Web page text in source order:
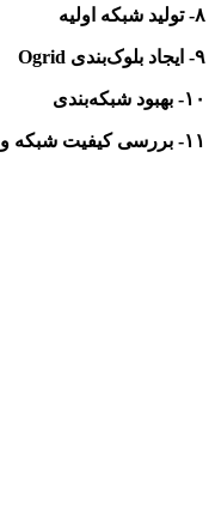
۸- تولید شبکه اولیه
۹- ایجاد بلوک‌بندی Ogrid
۱۰- بهبود شبکه‌بندی
۱۱- بررسی کیفیت شبکه و ذخیره آن